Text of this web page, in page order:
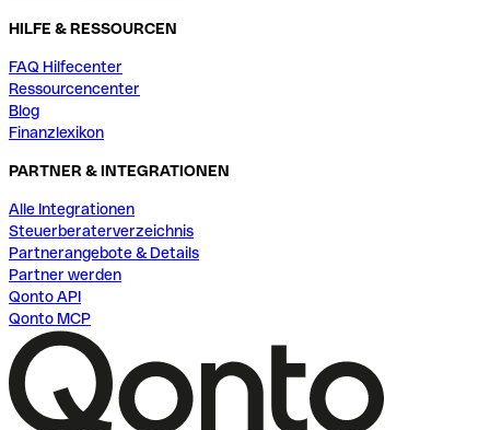
HILFE & RESSOURCEN
FAQ Hilfecenter
Ressourcencenter
Blog
Finanzlexikon
PARTNER & INTEGRATIONEN
Alle Integrationen
Steuerberaterverzeichnis
Partnerangebote & Details
Partner werden
Qonto API
Qonto MCP